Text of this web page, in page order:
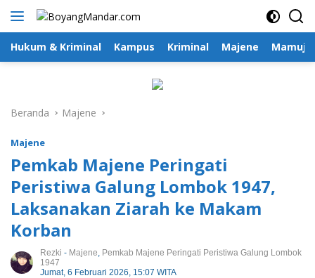
Langsung
Hukum & Kriminal Kampus Kriminal Majene Mamuju
Beranda Majene
Majene
Pemkab Majene Peringati
Peristiwa Galung Lombok 1947,
Laksanakan Ziarah ke Makam
Korban
Rezki - Majene, Pemkab Majene Peringati Peristiwa Galung Lombok
1947
Jumat, 6 Februari 2026, 15:07 WITA